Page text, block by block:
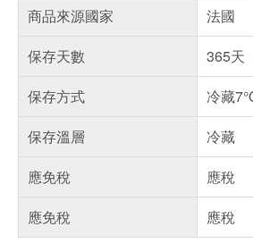
商品來源國家
法國
保存天數
365天
保存方式
冷藏
保存溫層
冷藏
應免稅
應稅
應免稅
應稅